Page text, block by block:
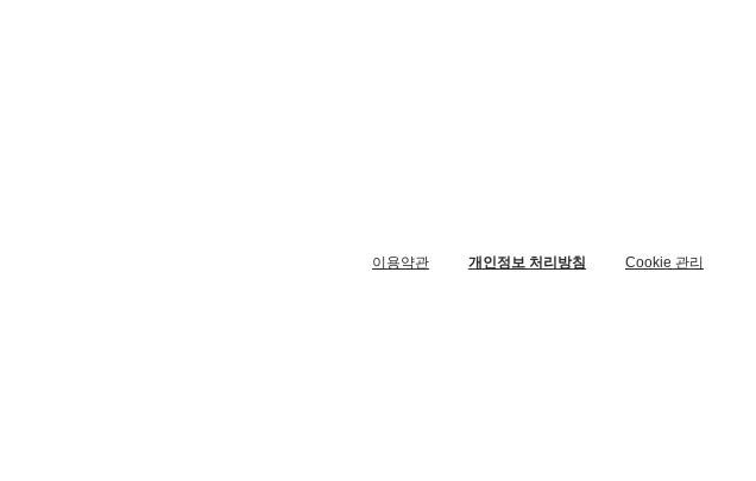
이용약관 개인정보 처리방침 Cookie 관리